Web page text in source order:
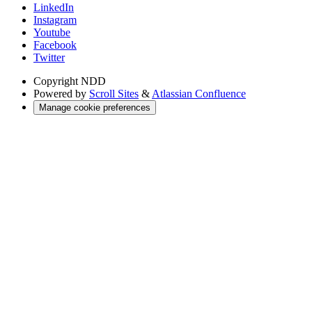
LinkedIn
Instagram
Youtube
Facebook
Twitter
Copyright NDD
Powered by Scroll Sites & Atlassian Confluence
Manage cookie preferences